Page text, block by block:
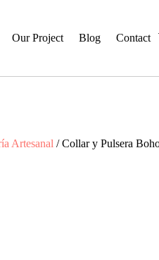
Our Project Blog Contact
Artesanal / Collar y Pulsera